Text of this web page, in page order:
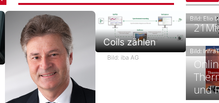
Coils zählen
Bild: iba AG
r
c
t
r
s
z
‚
Bild: Elio
Bild:
und